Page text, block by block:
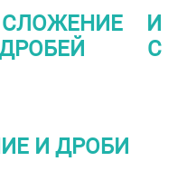
И
С
И ДРОБИ